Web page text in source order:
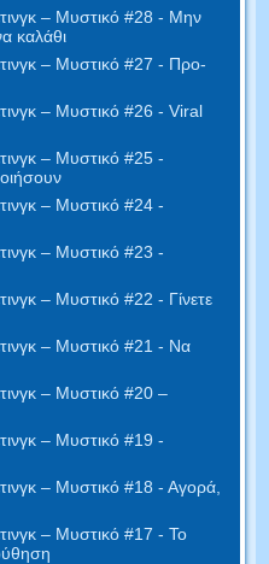
– Μυστικό #28 - Μην
καλάθι
– Μυστικό #27 - Προ-
– Μυστικό #26 - Viral
– Μυστικό #25 -
– Μυστικό #24 -
– Μυστικό #23 -
– Μυστικό #22 - Γίνετε
– Μυστικό #21 - Να
– Μυστικό #20 –
– Μυστικό #19 -
– Μυστικό #18 - Αγορά,
– Μυστικό #17 - Το